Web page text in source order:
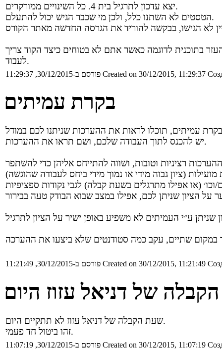
יצא עדכון לתרגיל בית 4. כל השינויים ממורקרים.
הטסטים לא השתנו כלל, ולכן מי שכבר הגיש יכול להתעלם.
בתוכנית לדוגמה כאשר אתם לא בטוחים כיצד הקוד צריך
לעבוד.
פורסם ב-30/12/2015, 11:29:37 Created on 30/12/2015, 11:29:37
בקרת עמיתים
יש להכנס לתוך העבודה שלכם, ושם תראו את ההערכות.
פורסם ב-30/12/2015, 11:21:49 Created on 30/12/2015, 11:21:49
של דניאל עזוז היום
שעת הקבלה של דניאל עזוז לא תתקיים היום.
זהו ביטול חד פעמי.
פורסם ב-30/12/2015, 11:07:19 Created on 30/12/2015, 11:07:19